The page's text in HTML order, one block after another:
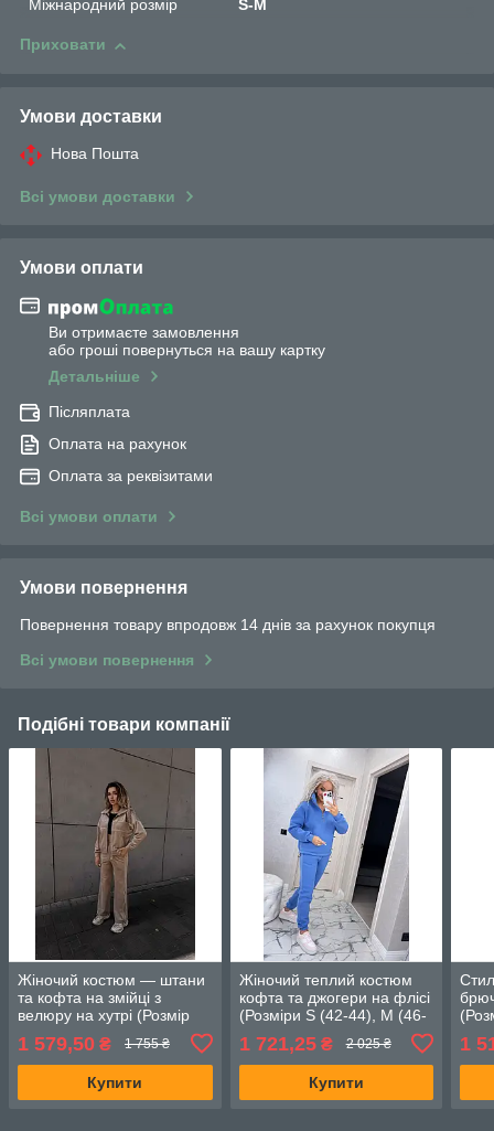
Міжнародний розмір S-M
Приховати
Умови доставки
Нова Пошта
Всі умови доставки
Умови оплати
Ви отримаєте замовлення
або гроші повернуться на вашу картку
Детальніше
Післяплата
Оплата на рахунок
Оплата за реквізитами
Всі умови оплати
Умови повернення
Повернення товару впродовж 14 днів за рахунок покупця
Всі умови повернення
Подібні товари компанії
Жіночий костюм — штани
та кофта на змійці з
велюру на хутрі (Розмір
S(42-44), M( 46-48), L (50-
52), Бежевий
1 579,50 ₴ 1 755 ₴
Купити
Жіночий теплий костюм
кофта та джогери на флісі
(Розміри S (42-44), M (46-
48), L (50-52), Блакитний
1 721,25₴ 2 025 ₴
Купити
1